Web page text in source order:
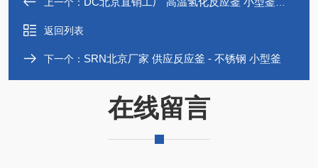
返回列表
下一个： SRN北京厂家 供应反应釜 - 不锈钢 小型釜
在线留言